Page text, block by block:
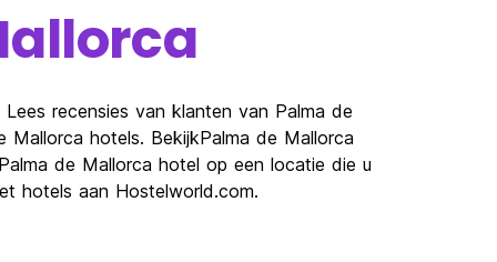
recensies van klanten van Palma de
hotels. BekijkPalma de Mallorca
de Mallorca hotel op een locatie die u
hotels aan Hostelworld.com.